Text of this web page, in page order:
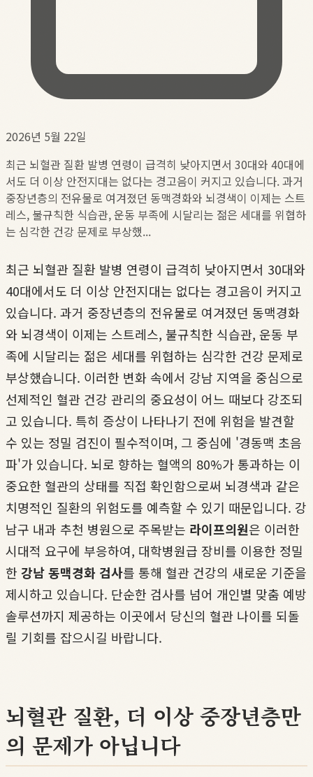
2026년 5월 22일
최근 뇌혈관 질환 발병 연령이 급격히 낮아지면서 30대와 40대에
서도 더 이상 안전지대는 없다는 경고음이 커지고 있습니다. 과거
중장년층의 전유물로 여겨졌던 동맥경화와 뇌경색이 이제는 스트
레스, 불규칙한 식습관, 운동 부족에 시달리는 젊은 세대를 위협하
는 심각한 건강 문제로 부상했...
최근 뇌혈관 질환 발병 연령이 급격히 낮아지면서 30대와
40대에서도 더 이상 안전지대는 없다는 경고음이 커지고
있습니다. 과거 중장년층의 전유물로 여겨졌던 동맥경화
와 뇌경색이 이제는 스트레스, 불규칙한 식습관, 운동 부
족에 시달리는 젊은 세대를 위협하는 심각한 건강 문제로
부상했습니다. 이러한 변화 속에서 강남 지역을 중심으로
선제적인 혈관 건강 관리의 중요성이 어느 때보다 강조되
고 있습니다. 특히 증상이 나타나기 전에 위험을 발견할
수 있는 정밀 검진이 필수적이며, 그 중심에 '경동맥 초음
파'가 있습니다. 뇌로 향하는 혈액의 80%가 통과하는 이
중요한 혈관의 상태를 직접 확인함으로써 뇌경색과 같은
치명적인 질환의 위험도를 예측할 수 있기 때문입니다. 강
남구 내과 추천 병원으로 주목받는 라이프의원은 이러한
시대적 요구에 부응하여, 대학병원급 장비를 이용한 정밀
한 강남 동맥경화 검사를 통해 혈관 건강의 새로운 기준을
제시하고 있습니다. 단순한 검사를 넘어 개인별 맞춤 예방
솔루션까지 제공하는 이곳에서 당신의 혈관 나이를 되돌
릴 기회를 잡으시길 바랍니다.
뇌혈관 질환, 더 이상 중장년층만
의 문제가 아닙니다